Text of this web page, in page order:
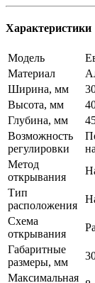
Характеристики
Модель
Материал
Ширина, мм
Высота, мм
Глубина, мм
Возможность
регулировки
Метод
открывания
Тип
расположения
Схема
открывания
Габаритные
размеры, мм
Максимальная